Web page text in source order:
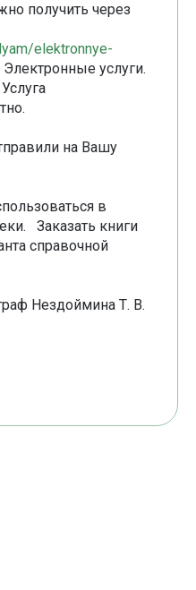
получить через
elektronnye-
услуги.
на Вашу
в
Заказать книги
справочной
Нездоймина Т. В.